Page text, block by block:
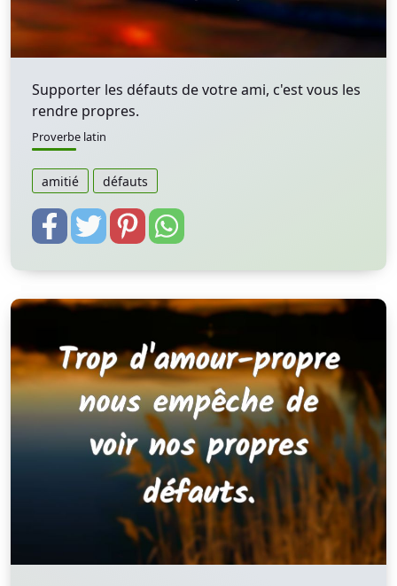
Supporter les défauts de votre ami, c'est vous les
rendre propres.
Proverbe latin
amitié défauts